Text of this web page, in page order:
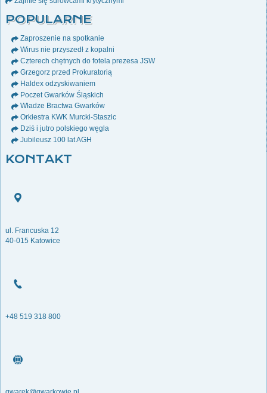
POPULARNE
Zaproszenie na spotkanie
Wirus nie przyszedł z kopalni
Czterech chętnych do fotela prezesa JSW
Grzegorz przed Prokuratorią
Haldex odzyskiwaniem
Poczet Gwarków Śląskich
Władze Bractwa Gwarków
Orkiestra KWK Murcki-Staszic
Dziś i jutro polskiego węgla
Jubileusz 100 lat AGH
KONTAKT
ul. Francuska 12
40-015 Katowice
+48 519 318 800